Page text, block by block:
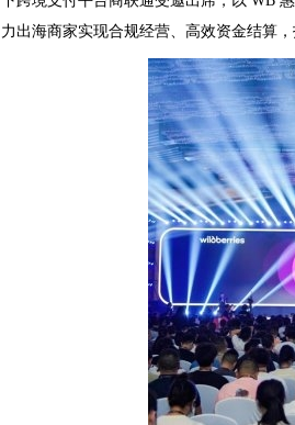
力出海商家实现合规经营、高效资金结算